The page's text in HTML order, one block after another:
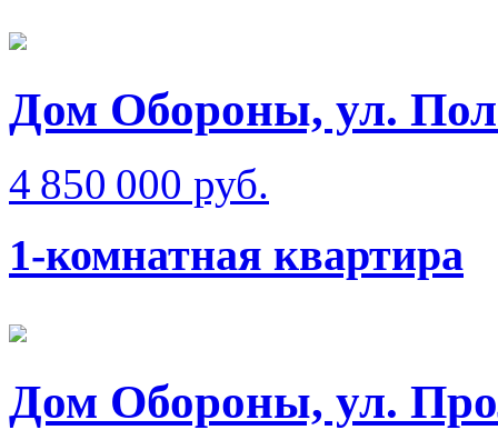
Дом Обороны, ул.
4 850 000 руб.
1-комнатная квартира
Дом Обороны, ул.